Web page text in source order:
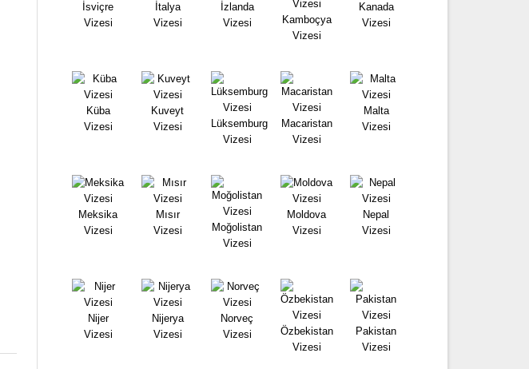
İsviçre
Vizesi
İtalya
Vizesi
İzlanda
Vizesi
Kamboçya
Vizesi
Kanada
Vizesi
Küba
Vizesi
Kuveyt
Vizesi
Lüksemburg
Vizesi
Macaristan
Vizesi
Malta
Vizesi
Meksika
Vizesi
Mısır
Vizesi
Moğolistan
Vizesi
Moldova
Vizesi
Nepal
Vizesi
Nijer
Vizesi
Nijerya
Vizesi
Norveç
Vizesi
Özbekistan
Vizesi
Pakistan
Vizesi